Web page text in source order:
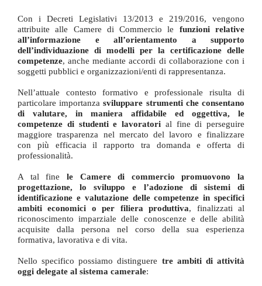
Con i Decreti Legislativi 13/2013 e 219/2016, vengono
attribuite alle Camere di Commercio le funzioni relative
all’informazione e all’orientamento a supporto
dell’individuazione di modelli per la certificazione delle
competenze, anche mediante accordi di collaborazione con i
soggetti pubblici e organizzazioni/enti di rappresentanza.
Nell’attuale contesto formativo e professionale risulta di
particolare importanzasviluppare strumenti che consentano
di valutare, in maniera affidabile ed oggettiva, le
competenze di studenti e lavoratori al fine di perseguire
maggiore trasparenza nel mercato del lavoro e finalizzare
con più efficacia il rapporto tra domanda e offerta di
professionalità.
A tal fine le Camere di commercio promuovono la
progettazione, lo sviluppo e l’adozione di sistemi di
identificazione e valutazione delle competenze in specifici
ambiti economici o per filiera produttiva, finalizzati al
riconoscimento imparziale delle conoscenze e delle abilità
acquisite dalla persona nel corso della sua esperienza
formativa, lavorativa e di vita.
Nello specifico possiamo distinguere tre ambiti di attività
oggi delegate al sistema camerale: